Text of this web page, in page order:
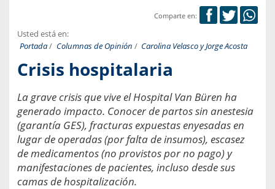
Comparte en:
Usted está en:
Portada/ Columnas de Opinión / Carolina Velasco y Jorge Acosta
Crisis hospitalaria
La grave crisis que vive el Hospital Van Büren ha
generado impacto. Conocer de partos sin anestesia
(garantía GES), fracturas expuestas enyesadas en
lugar de operadas (por falta de insumos), escasez
de medicamentos (no provistos por no pago) y
manifestaciones de pacientes, incluso desde sus
camas de hospitalización.